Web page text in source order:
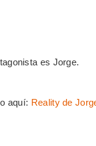
es Jorge.
aquí: Reality de